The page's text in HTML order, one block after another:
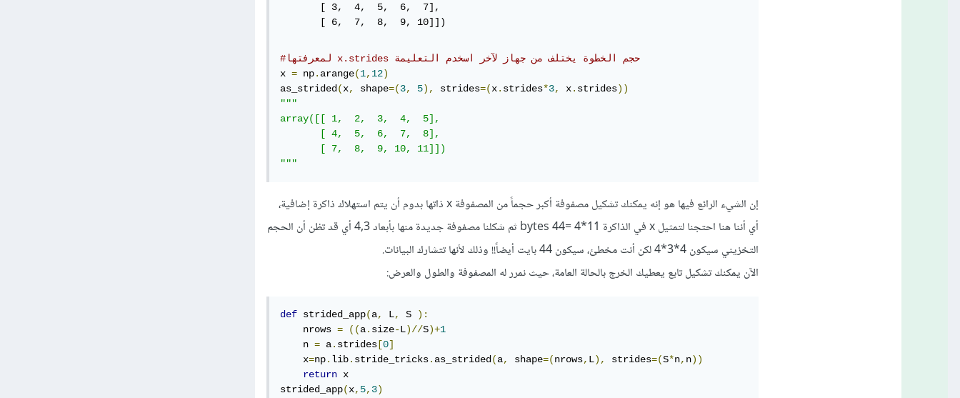
       [ 3,  4,  5,  6,  7],
       [ 6,  7,  8,  9, 10]])
x = np. arange(1, 12)
as_strided (x, shape=(3, 5), strides=(x. strides*3, x. strides))
"""
array([[ 1,  2,  3,  4,  5],
       [ 4,  5,  6,  7,  8],
       [ 7,  8,  9, 10, 11]])
"""
إن الشيء الرائع فيها هو إنه يمكنك تشكيل مصفوفة أكبر حجماً من المصفوفة x ذاتها بدوم أن يتم استهلاك ذاكرة إضافية،
أي أننا هنا احتجنا لتمثيل x في الذاكرة 11*4 =44 bytes ثم شكلنا مصفوفة جديدة منها بأبعاد 4,3 أي قد تظن أن الحجم
التخزيني سيكون 4*3*4 لكن أنت مخطئ، سيكون 44 بايت أيضاً!! وذلك لأنها تتشارك البيانات.
الآن يمكنك تشكيل تابع يعطيك الخرج بالحالة العامة، حيث نمرر له المصفوفة والطول والعرض:
def strided_app(a, L, S
):
    nrows
= ((a. size-L)//S)+1
    n
= a. strides [0]
    x
=np. lib. stride_tricks. as_strided (a, shape=(nrows, L), strides=(S*n, n))
return x
strided_app(x, 5, 3)